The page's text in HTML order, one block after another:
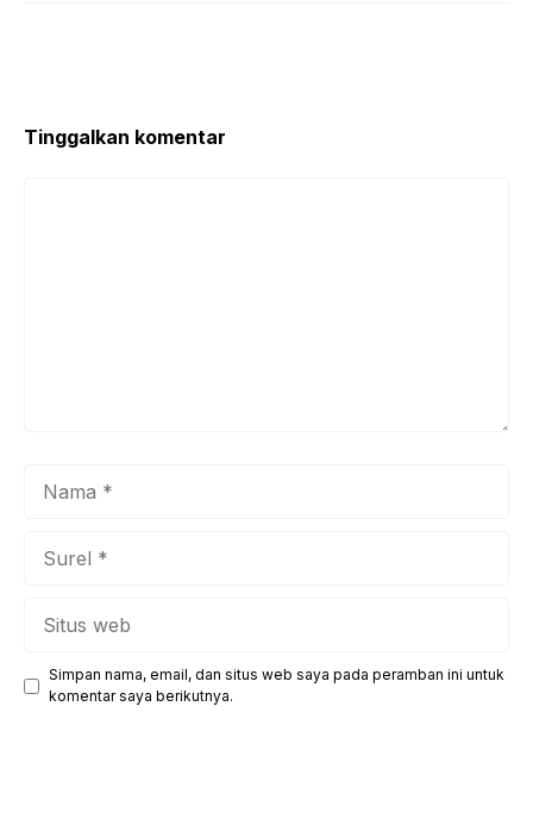
Tinggalkan komentar
Simpan nama, email, dan situs web saya pada peramban ini untuk
komentar saya berikutnya.